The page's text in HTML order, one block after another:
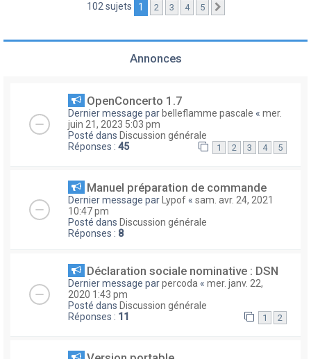
102 sujets 1 2 3 4 5
Annonces
OpenConcerto 1.7
Dernier message par belleflamme pascale « mer.
juin 21, 2023 5:03 pm
Posté dans Discussion générale
Réponses : 45 1 2 3 4 5
Manuel préparation de commande
Dernier message par Lypof « sam. avr. 24, 2021
10:47 pm
Posté dans Discussion générale
Réponses : 8
Déclaration sociale nominative : DSN
Dernier message parpercoda « mer. janv. 22,
2020 1:43 pm
Posté dans Discussion générale
Réponses : 11 1 2